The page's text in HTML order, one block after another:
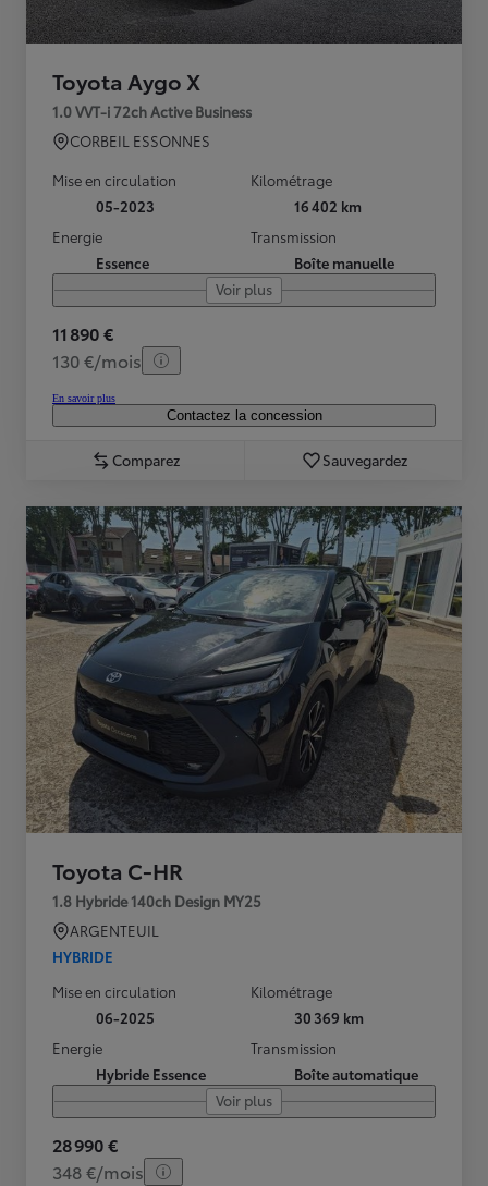
Toyota Aygo X
1.0 VVT-i 72ch Active Business
CORBEIL ESSONNES
Mise en circulation
05-2023
Kilométrage
16 402 km
Energie
Essence
Transmission
Boîte manuelle
Voir plus
11 890 €
130 €/mois
En savoir plus
Contactez la concession
Comparez Sauvegardez
Toyota C-HR
1.8 Hybride 140ch Design MY25
ARGENTEUIL
HYBRIDE
Mise en circulation
06-2025
Kilométrage
30 369 km
Energie
Hybride Essence
Transmission
Boîte automatique
Voir plus
28 990 €
348 €/mois